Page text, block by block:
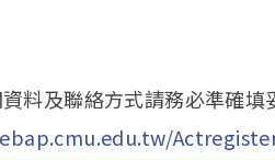
料及聯絡方式請務必準確填